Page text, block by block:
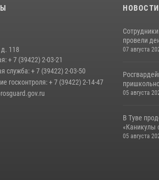
118
+ 7 (39422) 2-03-21
служба: + 7 (39422) 2-03-50
госконтроля: + 7 (39422) 2-14-47
НОВОСТИ
провели
07 августа
05 августа
В Туве
«Каникулы
05 августа